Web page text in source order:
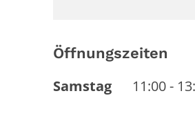
Öffnungszeiten
Samstag 11:00-